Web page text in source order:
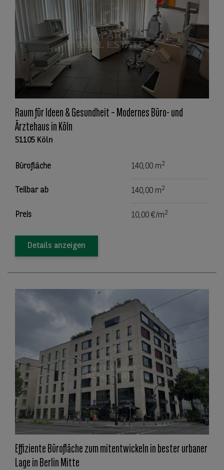
Raum für Ideen & Gesundheit – Modernes Büro- und
Ärztehaus in Köln
51105 Köln
Bürofläche 140,00 m2
Teilbar ab 140,00 m2
Preis 10,00 €/m2
Details anzeigen
Effiziente Bürofläche zum mitentwickeln in bester urbaner
Lage in Berlin Mitte